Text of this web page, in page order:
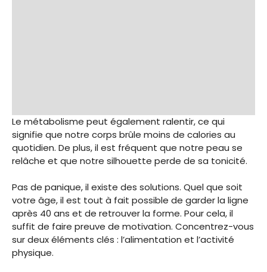
Le métabolisme peut également ralentir, ce qui
signifie que notre corps brûle moins de calories au
quotidien. De plus, il est fréquent que notre peau se
relâche et que notre silhouette perde de sa tonicité.
Pas de panique, il existe des solutions. Quel que soit
votre âge, il est tout à fait possible de garder la ligne
après 40 ans et de retrouver la forme. Pour cela, il
suffit de faire preuve de motivation. Concentrez-vous
sur deux éléments clés : l’alimentation et l’activité
physique.